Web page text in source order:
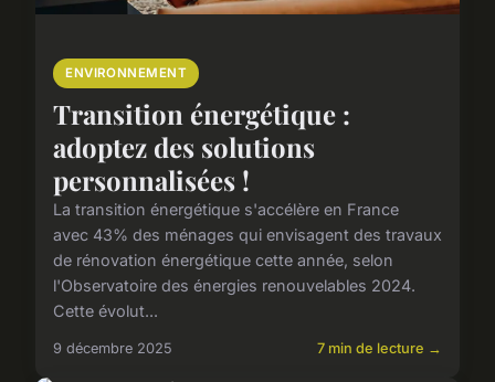
ENVIRONNEMENT
Transition énergétique :
adoptez des solutions
personnalisées !
La transition énergétique s'accélère en France
avec 43% des ménages qui envisagent des travaux
de rénovation énergétique cette année, selon
l'Observatoire des énergies renouvelables 2024.
Cette évolut...
9 décembre 2025 7 min de lecture →